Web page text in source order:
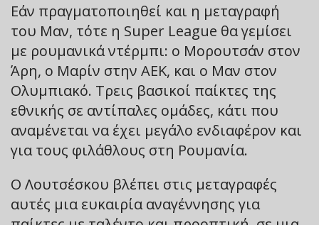
Εάν πραγματοποιηθεί και η μεταγραφή
του Μαν, τότε η Super League θα γεμίσει
με ρουμανικά ντέρμπι: ο Μορουτσάν στον
Άρη, ο Μαρίν στην ΑΕΚ, και ο Μαν στον
Ολυμπιακό. Τρεις βασικοί παίκτες της
εθνικής σε αντίπαλες ομάδες, κάτι που
αναμένεται να έχει μεγάλο ενδιαφέρον και
για τους φιλάθλους στη Ρουμανία.
Ο Λουτσέσκου βλέπει στις μεταγραφές
αυτές μια ευκαιρία αναγέννησης για